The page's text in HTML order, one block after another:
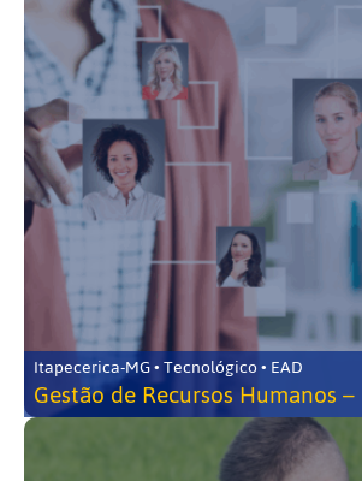
Itapecerica-MG • Tecnológico • EAD
Gestão de Recursos Humanos –